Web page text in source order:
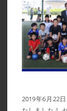
2019年6月22